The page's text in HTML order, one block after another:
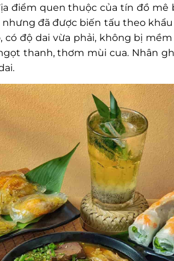
điểm quen thuộc của tín đồ mê
đã được biến tấu theo khẩu
có độ dai vừa phải, không bị
thanh, thơm mùi cua. Nhân